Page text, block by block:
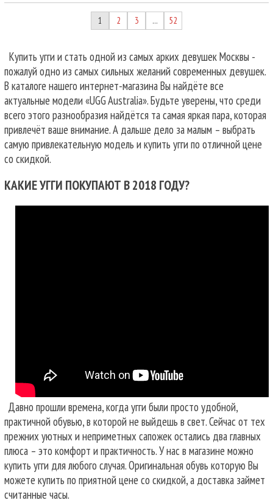
1 2 3 … 52
Купить угги и стать одной из самых арких девушек Москвы -
пожалуй одно из самых сильных желаний современных девушек.
В каталоге нашего интернет-магазина Вы найдёте все
актуальные модели «UGG Australia». Будьте уверены, что среди
всего этого разнообразия найдётся та самая яркая пара, которая
привлечёт ваше внимание. А дальше дело за малым – выбрать
самую привлекательную модель и купить угги по отличной цене
со скидкой.
КАКИЕ УГГИ ПОКУПАЮТ В 2018 ГОДУ?
Давно прошли времена, когда угги были просто удобной,
практичной обувью, в которой не выйдешь в свет. Сейчас от тех
прежних уютных и неприметных сапожек остались два главных
плюса – это комфорт и практичность. У нас в магазине можно
купить угги для любого случая.Оригинальная обувь которую Вы
можете купить по приятной цене со скидкой, а доставка займет
считанные часы.